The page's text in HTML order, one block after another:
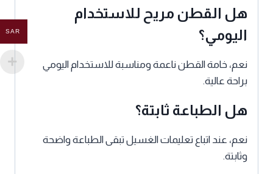
هل القطن مريح للاستخدام
اليومي؟
نعم، خامة القطن ناعمة ومناسبة للاستخدام اليومي
براحة عالية.
هل الطباعة ثابتة؟
نعم، عند اتباع تعليمات الغسيل تبقى الطباعة واضحة
وثابتة.
SAR